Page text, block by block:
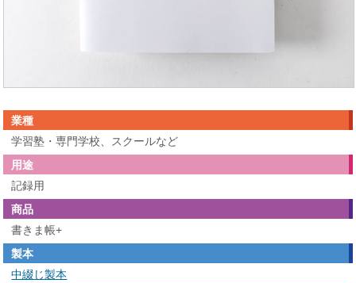
業種
学習塾・専門学校、スクールなど
用途
記録用
商品
書きま帳+
製本
中綴じ製本